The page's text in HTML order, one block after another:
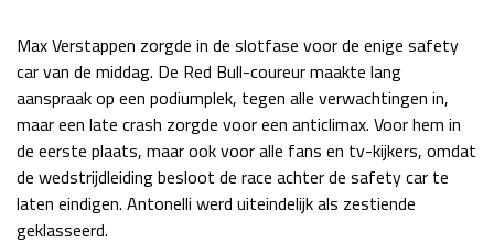
Kwalificatie
za 22:00 - 23:00
Race
zo 21:00 - 23:00
LAS VEGAS GRAND PRIX 2026 20 - 22 nov
Kwalificatie
za 05:00 - 06:00
Race
zo 05:00 - 07:00
GP ABU DHABI 2026 04 - 06 dec
Kwalificatie
Max Verstappen zorgde in de slotfase voor de enige safety
car van de middag. De Red Bull-coureur maakte lang
aanspraak op een podiumplek, tegen alle verwachtingen in,
maar een late crash zorgde voor een anticlimax. Voor hem in
de eerste plaats, maar ook voor alle fans en tv-kijkers, omdat
de wedstrijdleiding besloot de race achter de safety car te
laten eindigen. Antonelli werd uiteindelijk als zestiende
geklasseerd.